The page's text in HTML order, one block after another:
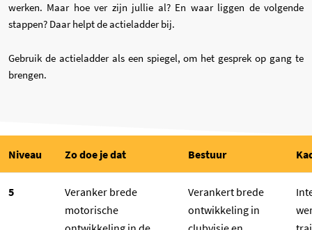
werken. Maar hoe ver zijn jullie al? En waar liggen de volgende
stappen? Daar helpt de actieladder bij.
Gebruik de actieladder als een spiegel, om het gesprek op gang te
brengen.
Niveau Zo doe je dat Bestuur
5
Veranker brede
motorische
Verankert brede
ontwikkeling in